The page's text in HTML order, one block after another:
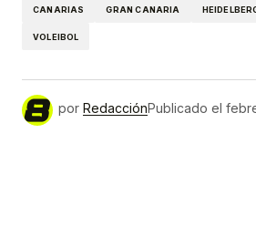
CANARIAS GRAN CANARIA
VOLEIBOL
por RedacciónPublicado el